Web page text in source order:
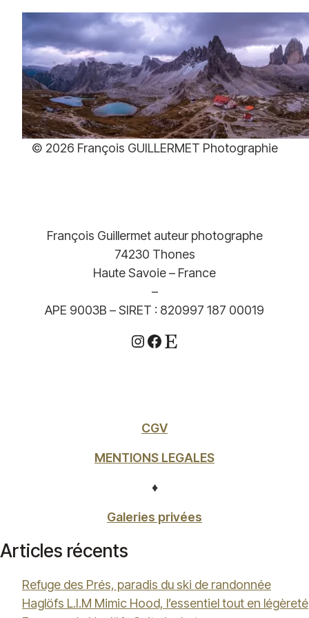
79,00€
à
379,00€
79,00€–379,00€
Plage
de
prix :
© 2026 François GUILLERMET Photographie
François Guillermet auteur photographe
74230 Thones
Haute Savoie – France
–
APE 9003B – SIRET : 820997 187 00019
Instagram
Facebook
Etsy
CGV
MENTIONS LEGALES
♦
Galeries privées
Articles récents
Refuge des Prés, paradis du ski de randonnée
Haglöfs L.I.M Mimic Hood, l’essentiel tout en légèreté